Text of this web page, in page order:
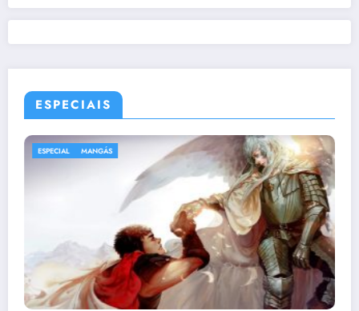
ESPECIAIS
ESPECIAL MANGÁS